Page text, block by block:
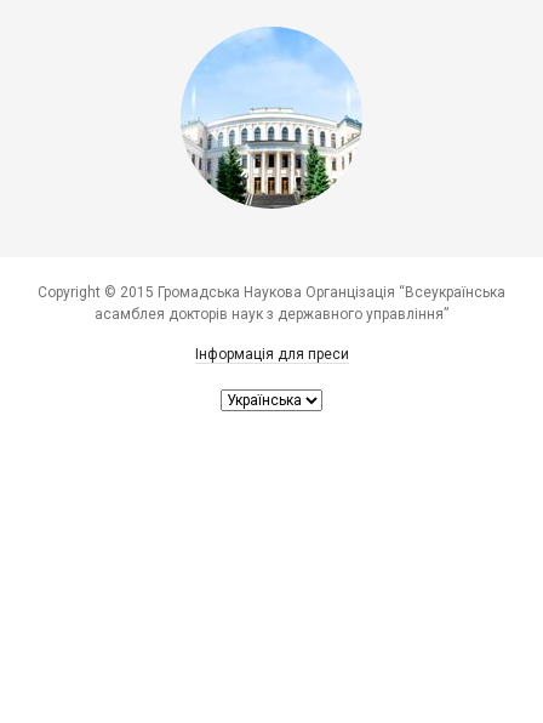
Copyright © 2015 Громадська Наукова Органцізація “Всеукраїнська
асамблея докторів наук з державного управління”
Інформація для преси